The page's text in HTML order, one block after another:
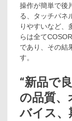
操作が簡単で後
る、タッチパネ
りやすいなど、
らは全て
であり、その結
す。
“新品で
の品質、
バイス、